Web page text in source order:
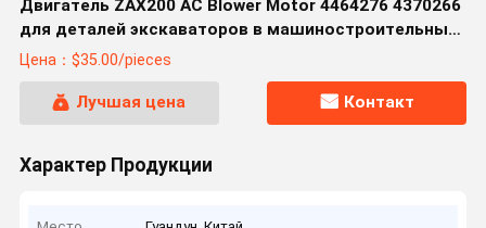
Двигатель ZAX200 AC Blower Motor 4464276 4370266
для деталей экскаваторов в машиностроительных
цехах
Цена：$35.00/pieces
Лучшая цена Контакт
Характер Продукции